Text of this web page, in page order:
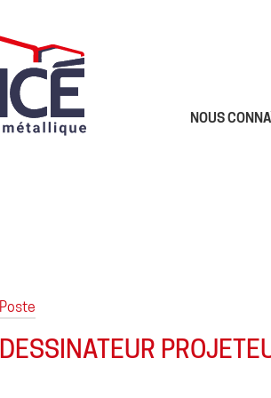
NOUS
Poste
DESSINATEUR